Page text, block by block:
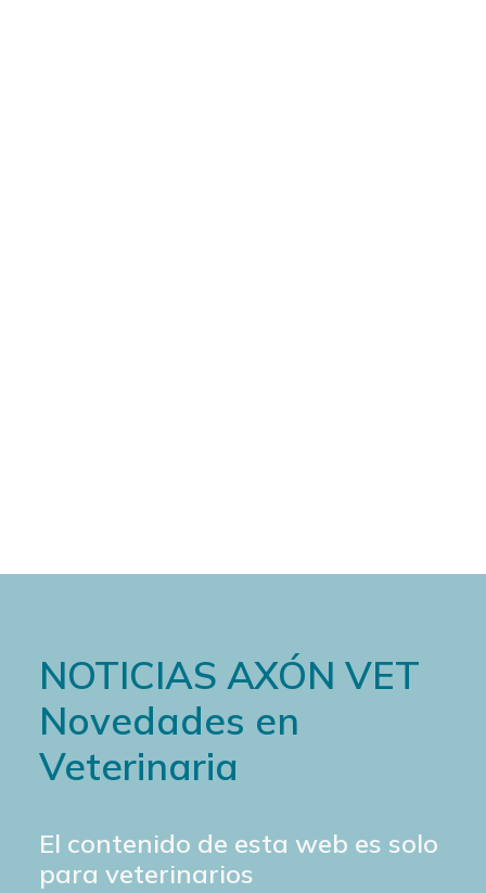
NOTICIAS AXÓN VET
Novedades en
Veterinaria
El contenido de esta web es solo
para veterinarios